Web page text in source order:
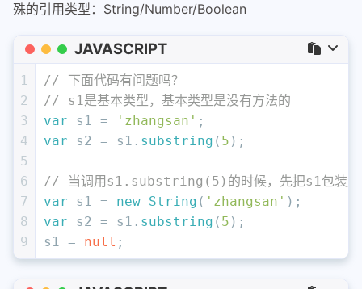
殊的引用类型：String/Number/Boolean
JAVASCRIPT
1
2
3
4
5
6
7
8
9
// 下面代码有问题吗？
// s1是基本类型，基本类型是没有方法的
var s1 = 'zhangsan' ;
var s2 = s1. substring ( 5 );
// 当调用s1.substring(5)的时候，先把s1包装成
var s1 = new String ( 'zhangsan' );
var s2 = s1. substring ( 5 );
s1 = null ;